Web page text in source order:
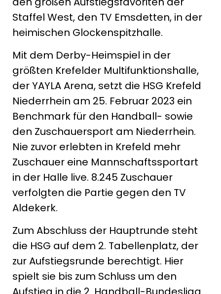
Staffel West, den TV Emsdetten, in der
heimischen Glockenspitzhalle.
Mit dem Derby-Heimspiel in der
größten Krefelder Multifunktionshalle,
der YAYLA Arena, setzt die HSG Krefeld
Niederrhein am 25. Februar 2023 ein
Benchmark für den Handball- sowie
den Zuschauersport am Niederrhein.
Nie zuvor erlebten in Krefeld mehr
Zuschauer eine Mannschaftssportart
in der Halle live. 8.245 Zuschauer
verfolgten die Partie gegen den TV
Aldekerk.
Zum Abschluss der Hauptrunde steht
die HSG auf dem 2. Tabellenplatz, der
zur Aufstiegsrunde berechtigt. Hier
spielt sie bis zum Schluss um den